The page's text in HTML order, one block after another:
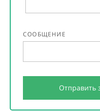
СООБЩЕНИЕ
Отправить